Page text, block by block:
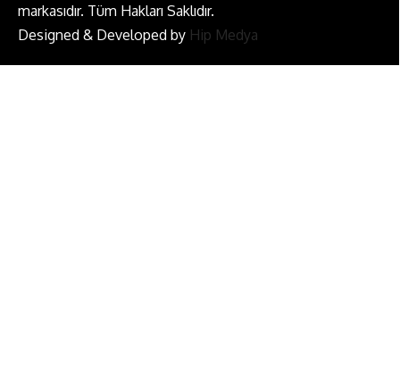
markasıdır. Tüm Hakları Saklıdır.
Designed & Developed by Hip Medya